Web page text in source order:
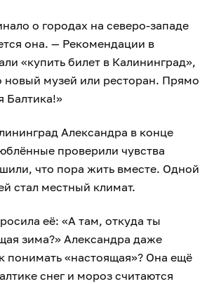
о городах на северо-западе
она. — Рекомендации в
«купить билет в Калининград»,
новый музей или ресторан. Прямо
Балтика!»
Александра в конце
проверили чувства
что пора жить вместе. Одной
стал местный климат.
её: «А там, откуда ты
зима?» Александра даже
понимать «настоящая»? Она ещё
снег и мороз считаются